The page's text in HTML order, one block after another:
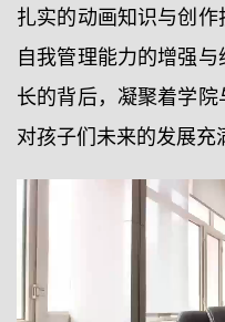
扎实的动画知识与创
自我管理能力的增强
长的背后，凝聚着学院
对孩子们未来的发展充